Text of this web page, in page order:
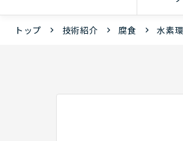
トップ 技術紹介 腐食 水素